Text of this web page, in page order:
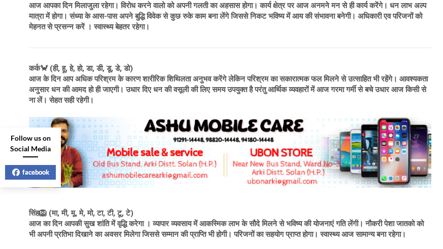
आज आपका दिन मिलाजुला रहेगा। विरोध करने वालो को अपनी गलती का अहसास होगा। कार्य क्षेत्र पर आज अनमने मन से ही कार्य करेंगे। धन लाभ अल्प
मात्रा में होगा। संध्या के आस-पास अपने बुद्धि विवेक से कुछ रुके काम बना लेंगे जिससे निकट भविष्य में आय की संभावना बनेगी। अधिकारी एव परिजनों को
मेहनत से प्रसन्न करें । स्वास्थ्य बेहतर रहेगा।
कर्क🦀 (ही, हू, हे, हो, डा, डी, डू, डे, डो)
आज के दिन आप अधिक परिश्रम के कारण शारीरिक शिथिलता अनुभव करेंगे लेकिन परिश्रम का सकारात्मक फल मिलने से उत्साहित भी रहेंगे। आवश्यकता
अनुसार धन की आमद हो ही जाएगी। उधार दिए धन की वसूली की लिए समय उपयुक्त है परंतु आर्थिक व्यवहारों में आज गरमा गर्मी से बचे उधार आज किसी से
ना लें। सेहत सही रहेगी।
सिंह🦁 (मा, मी, मू, मे, मो, टा, टी, टू, टे)
आज का दिन आपकी सुख शांति में वृद्धि करेगा । व्यापार व्यवसाय में आकस्मिक लाभ के सौदे मिलने से भविष्य की योजनाएं गति लेंगी। नौकरी पेशा जातको को
भी अपनी प्रतिभा दिखाने का अवसर मिलेगा जिससे सम्मान की प्राप्ति भी होगी। परिजनों का सहयोग प्राप्त होगा। स्वास्थ्य आज सामान्य बना रहेगा।
Follow us on
Social Media
facebook